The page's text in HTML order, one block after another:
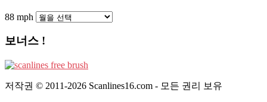
88 mph
보너스 !
저작권 © 2011-2026 Scanlines16.com - 모든 권리 보유